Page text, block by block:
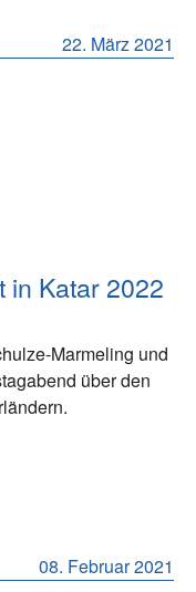
22. März 2021
in Katar 2022
Marmeling und
über den
08. Februar 2021